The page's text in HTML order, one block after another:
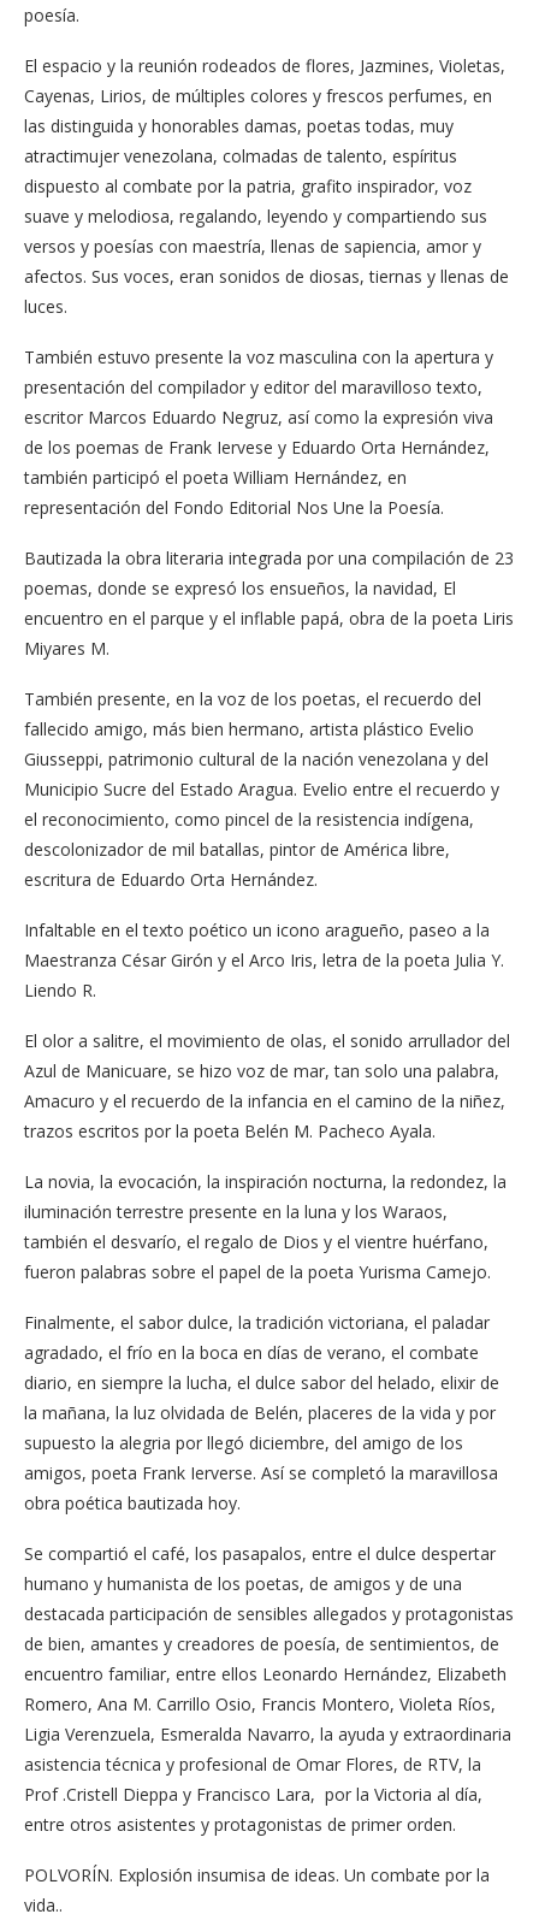
poesía.
El espacio y la reunión rodeados de flores, Jazmines, Violetas,
Cayenas, Lirios, de múltiples colores y frescos perfumes, en
las distinguida y honorables damas, poetas todas, muy
atractimujer venezolana, colmadas de talento, espíritus
dispuesto al combate por la patria, grafito inspirador, voz
suave y melodiosa, regalando, leyendo y compartiendo sus
versos y poesías con maestría, llenas de sapiencia, amor y
afectos. Sus voces, eran sonidos de diosas, tiernas y llenas de
luces.
También estuvo presente la voz masculina con la apertura y
presentación del compilador y editor del maravilloso texto,
escritor Marcos Eduardo Negruz, así como la expresión viva
de los poemas de Frank Iervese y Eduardo Orta Hernández,
también participó el poeta William Hernández, en
representación del Fondo Editorial Nos Une la Poesía.
Bautizada la obra literaria integrada por una compilación de 23
poemas, donde se expresó los ensueños, la navidad, El
encuentro en el parque y el inflable papá, obra de la poeta Liris
Miyares M.
También presente, en la voz de los poetas, el recuerdo del
fallecido amigo, más bien hermano, artista plástico Evelio
Giusseppi, patrimonio cultural de la nación venezolana y del
Municipio Sucre del Estado Aragua. Evelio entre el recuerdo y
el reconocimiento, como pincel de la resistencia indígena,
descolonizador de mil batallas, pintor de América libre,
escritura de Eduardo Orta Hernández.
Infaltable en el texto poético un icono aragueño, paseo a la
Maestranza César Girón y el Arco Iris, letra de la poeta Julia Y.
Liendo R.
El olor a salitre, el movimiento de olas, el sonido arrullador del
Azul de Manicuare, se hizo voz de mar, tan solo una palabra,
Amacuro y el recuerdo de la infancia en el camino de la niñez,
trazos escritos por la poeta Belén M. Pacheco Ayala.
La novia, la evocación, la inspiración nocturna, la redondez, la
iluminación terrestre presente en la luna y los Waraos,
también el desvarío, el regalo de Dios y el vientre huérfano,
fueron palabras sobre el papel de la poeta Yurisma Camejo.
Finalmente, el sabor dulce, la tradición victoriana, el paladar
agradado, el frío en la boca en días de verano, el combate
diario, en siempre la lucha, el dulce sabor del helado, elixir de
la mañana, la luz olvidada de Belén, placeres de la vida y por
supuesto la alegria por llegó diciembre, del amigo de los
amigos, poeta Frank Ierverse. Así se completó la maravillosa
obra poética bautizada hoy.
Se compartió el café, los pasapalos, entre el dulce despertar
humano y humanista de los poetas, de amigos y de una
destacada participación de sensibles allegados y protagonistas
de bien, amantes y creadores de poesía, de sentimientos, de
encuentro familiar, entre ellos Leonardo Hernández, Elizabeth
Romero, Ana M. Carrillo Osio, Francis Montero, Violeta Ríos,
Ligia Verenzuela, Esmeralda Navarro, la ayuda y extraordinaria
asistencia técnica y profesional de Omar Flores, de RTV, la
Prof .Cristell Dieppa y Francisco Lara, por la Victoria al día,
entre otros asistentes y protagonistas de primer orden.
POLVORÍN. Explosión insumisa de ideas. Un combate por la
vida..